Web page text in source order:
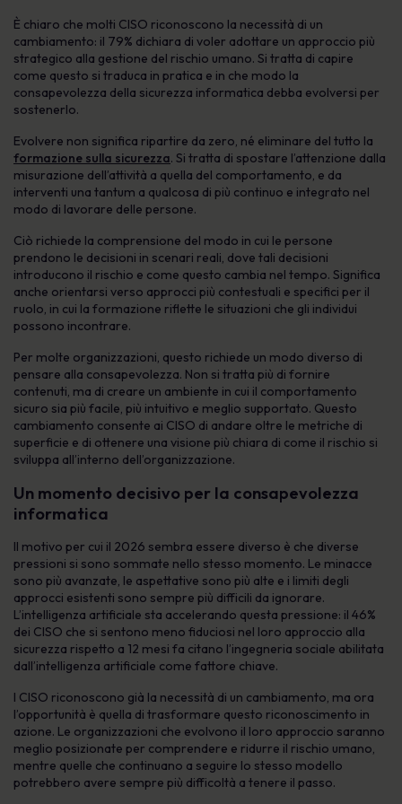
È chiaro che molti CISO riconoscono la necessità di un
cambiamento: il 79% dichiara di voler adottare un approccio più
strategico alla gestione del rischio umano. Si tratta di capire
come questo si traduca in pratica e in che modo la
consapevolezza della sicurezza informatica debba evolversi per
sostenerlo.
Evolvere non significa ripartire da zero, né eliminare del tutto la
formazione sulla sicurezza. Si tratta di spostare l’attenzione dalla
misurazione dell’attività a quella del comportamento, e da
interventi una tantum a qualcosa di più continuo e integrato nel
modo di lavorare delle persone.
Ciò richiede la comprensione del modo in cui le persone
prendono le decisioni in scenari reali, dove tali decisioni
introducono il rischio e come questo cambia nel tempo. Significa
anche orientarsi verso approcci più contestuali e specifici per il
ruolo, in cui la formazione riflette le situazioni che gli individui
possono incontrare.
Per molte organizzazioni, questo richiede un modo diverso di
pensare alla consapevolezza. Non si tratta più di fornire
contenuti, ma di creare un ambiente in cui il comportamento
sicuro sia più facile, più intuitivo e meglio supportato. Questo
cambiamento consente ai CISO di andare oltre le metriche di
superficie e di ottenere una visione più chiara di come il rischio si
sviluppa all’interno dell’organizzazione.
Un momento decisivo per la consapevolezza
informatica
Il motivo per cui il 2026 sembra essere diverso è che diverse
pressioni si sono sommate nello stesso momento. Le minacce
sono più avanzate, le aspettative sono più alte e i limiti degli
approcci esistenti sono sempre più difficili da ignorare.
L’intelligenza artificiale sta accelerando questa pressione: il 46%
dei CISO che si sentono meno fiduciosi nel loro approccio alla
sicurezza rispetto a 12 mesi fa citano l’ingegneria sociale abilitata
dall’intelligenza artificiale come fattore chiave.
I CISO riconoscono già la necessità di un cambiamento, ma ora
l’opportunità è quella di trasformare questo riconoscimento in
azione. Le organizzazioni che evolvono il loro approccio saranno
meglio posizionate per comprendere e ridurre il rischio umano,
mentre quelle che continuano a seguire lo stesso modello
potrebbero avere sempre più difficoltà a tenere il passo.